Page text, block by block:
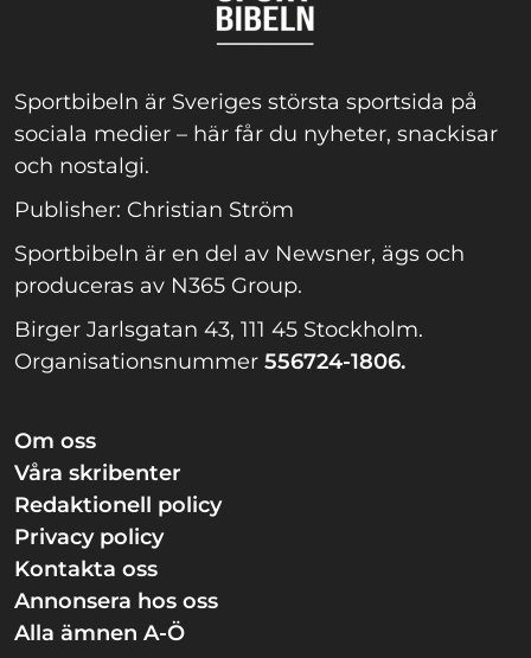
Sportbibeln är Sveriges största sportsida på
sociala medier – här får du nyheter, snackisar
och nostalgi.
Publisher: Christian Ström
Sportbibeln är en del av Newsner, ägs och
produceras av N365 Group.
Birger Jarlsgatan 43, 111 45 Stockholm.
Organisationsnummer 556724-1806.
Om oss
Våra skribenter
Redaktionell policy
Privacy policy
Kontakta oss
Annonsera hos oss
Alla ämnen A-Ö